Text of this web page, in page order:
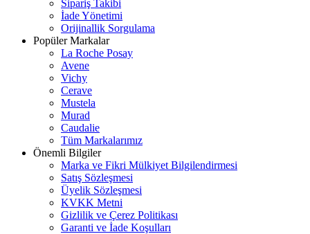
Sipariş Takibi
İade Yönetimi
Orijinallik Sorgulama
Popüler Markalar
La Roche Posay
Avene
Vichy
Cerave
Mustela
Murad
Caudalie
Tüm Markalarımız
Önemli Bilgiler
Marka ve Fikri Mülkiyet Bilgilendirmesi
Satış Sözleşmesi
Üyelik Sözleşmesi
KVKK Metni
Gizlilik ve Çerez Politikası
Garanti ve İade Koşulları